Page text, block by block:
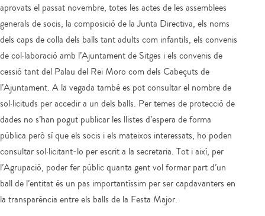
aprovats el passat novembre, totes les actes de les assemblees
generals de socis, la composició de la Junta Directiva, els noms
dels caps de colla dels balls tant adults com infantils, els convenis
de col·laboració amb l’Ajuntament de Sitges i els convenis de
cessió tant del Palau del Rei Moro com dels Cabeçuts de
l’Ajuntament. A la vegada també es pot consultar el nombre de
sol·licituds per accedir a un dels balls. Per temes de protecció de
dades no s’han pogut publicar les llistes d’espera de forma
pública però sí que els socis i els mateixos interessats, ho poden
consultar sol·licitant-lo per escrit a la secretaria. Tot i així, per
l’Agrupació, poder fer públic quanta gent vol formar part d’un
ball de l’entitat és un pas importantíssim per ser capdavanters en
la transparència entre els balls de la Festa Major.